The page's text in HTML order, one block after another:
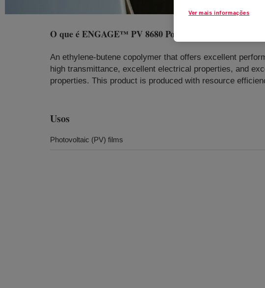
O que éENGAGE™ PV 8680 Polyolefin Elastomer
An ethylene-butene copolymer that offers excellent
high transmittance, excellent electrical properties, and
properties. This product is produced with resource
Usos
Photovoltaic (PV) films
Ver mais informações